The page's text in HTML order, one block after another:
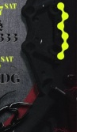
升权
6位以上
6位以上